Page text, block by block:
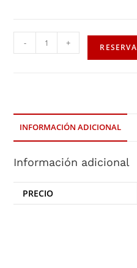
- + RESERVA
INFORMACIÓN ADICIONAL
Información adicional
PRECIO